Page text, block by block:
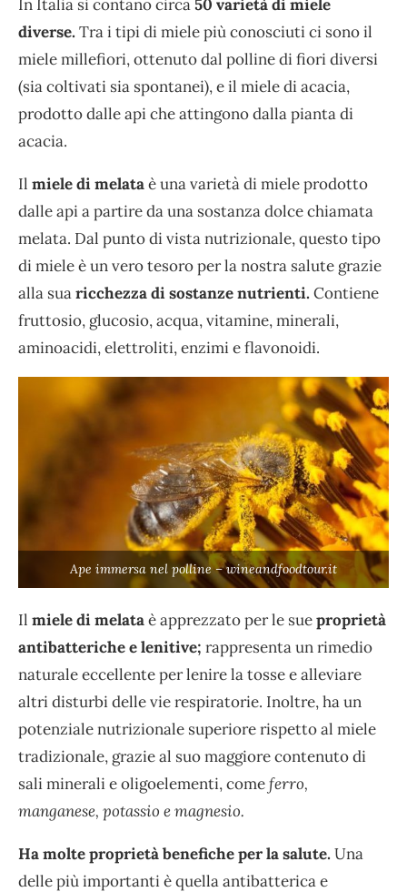
In Italia si contano circa50 varietà di miele
diverse. Tra i tipi di miele più conosciuti ci sono il
miele millefiori, ottenuto dal polline di fiori diversi
(sia coltivati sia spontanei), e il miele di acacia,
prodotto dalle api che attingono dalla pianta di
acacia.
Il miele di melataè una varietà di miele prodotto
dalle api a partire da una sostanza dolce chiamata
melata. Dal punto di vista nutrizionale, questo tipo
di miele è un vero tesoro per la nostra salute grazie
alla suaricchezza di sostanze nutrienti. Contiene
fruttosio, glucosio, acqua, vitamine, minerali,
aminoacidi, elettroliti, enzimi e flavonoidi.
Ape immersa nel polline – wineandfoodtour.it
Il miele di melataè apprezzato per le sueproprietà
antibatteriche e lenitive; rappresenta un rimedio
naturale eccellente per lenire la tosse e alleviare
altri disturbi delle vie respiratorie. Inoltre, ha un
potenziale nutrizionale superiore rispetto al miele
tradizionale, grazie al suo maggiore contenuto di
sali minerali e oligoelementi, comeferro,
manganese, potassio e magnesio.
Ha molte proprietà benefiche per la salute. Una
delle più importanti è quella antibatterica e